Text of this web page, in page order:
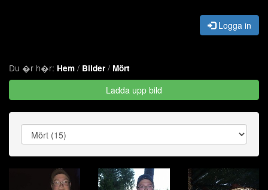
Logga in
Du �r h�r: Hem / Bilder / Mört
Ladda upp bild